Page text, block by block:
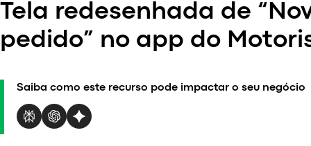
Visão da plataforma
Aplicativo do Motorista
Aplicativo Web
Tipos
FAQ
Blog
Tela redesenhada de
pedido” no app do
Saiba como este recurso pode impactar o seu negócio